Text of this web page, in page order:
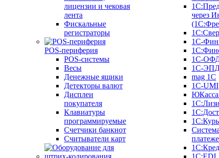
лицензии и чековая
лента
Фискальные
регистраторы
POS-периферия
POS-системы
Весы
Денежные ящики
Детекторы валют
Дисплеи
покупателя
Клавиатуры
программируемые
Счетчики банкнот
Считыватели карт
через
1С-
1С-
1С-
mag 1C
1C-UMI
1С:EDI